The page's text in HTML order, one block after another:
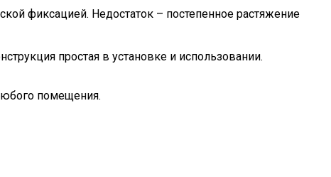
фиксацией. Недостаток – постепенное растяжение
простая в установке и использовании.
помещения.